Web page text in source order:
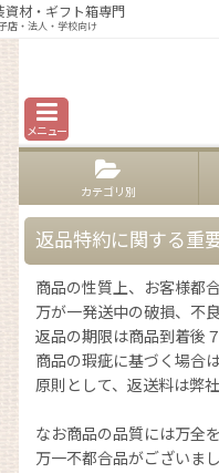
資材・ギフト箱専門
店・法人・学校向け
メニュー
カテゴリ別
返品特約に関する重
商品の性質上、お客様都
万が一発送中の破損、不
返品の期限は商品到着後
商品の瑕疵に基づく場合
原則として、返送料は弊
なお商品の品質には万全
万一不都合品がございま